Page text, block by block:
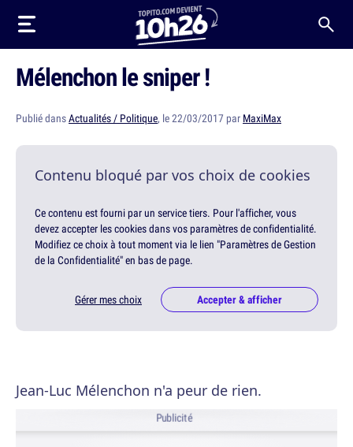
Mélenchon le sniper !
Publié dansActualités / Politique, le 22/03/2017 par MaxiMax
Contenu bloqué par vos choix de cookies
Ce contenu est fourni par un service tiers. Pour l'afficher, vous
devez accepter les cookies dans vos paramètres de confidentialité.
Modifiez ce choix à tout moment via le lien "Paramètres de Gestion
de la Confidentialité" en bas de page.
Gérer mes choix Accepter & afficher
Jean-Luc Mélenchon n'a peur de rien.
Publicité